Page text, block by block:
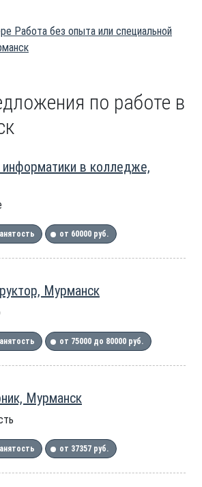
Работа без опыта или специальной
по работе в
в колледже,
от 60000 руб.
Мурманск
от 75000 до 80000 руб.
Мурманск
от 37357 руб.